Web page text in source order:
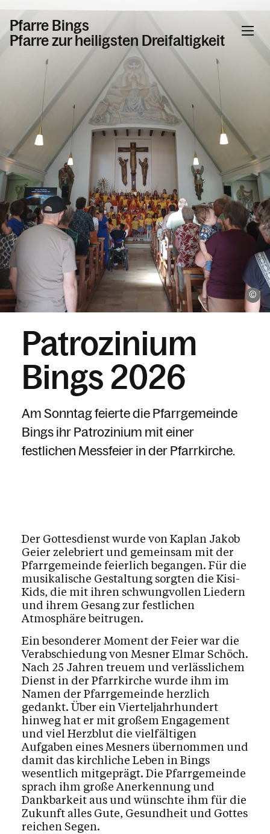
Pfarre Bings
Pfarre zur heiligsten Dreifaltigkeit
Informationen
Kalender
Personen
Kontakt
Patrozinium
Bings 2026
Am Sonntag feierte die Pfarrgemeinde
Bings ihr Patrozinium mit einer
festlichen Messfeier in der Pfarrkirche.
Der Gottesdienst wurde von Kaplan Jakob
Geier zelebriert und gemeinsam mit der
Pfarrgemeinde feierlich begangen. Für die
musikalische Gestaltung sorgten die Kisi-
Kids, die mit ihren schwungvollen Liedern
und ihrem Gesang zur festlichen
Atmosphäre beitrugen.
Ein besonderer Moment der Feier war die
Verabschiedung von Mesner Elmar Schöch.
Nach 25 Jahren treuem und verlässlichem
Dienst in der Pfarrkirche wurde ihm im
Namen der Pfarrgemeinde herzlich
gedankt. Über ein Vierteljahrhundert
hinweg hat er mit großem Engagement
und viel Herzblut die vielfältigen
Aufgaben eines Mesners übernommen und
damit das kirchliche Leben in Bings
wesentlich mitgeprägt. Die Pfarrgemeinde
sprach ihm große Anerkennung und
Dankbarkeit aus und wünschte ihm für die
Zukunft alles Gute, Gesundheit und Gottes
reichen Segen.